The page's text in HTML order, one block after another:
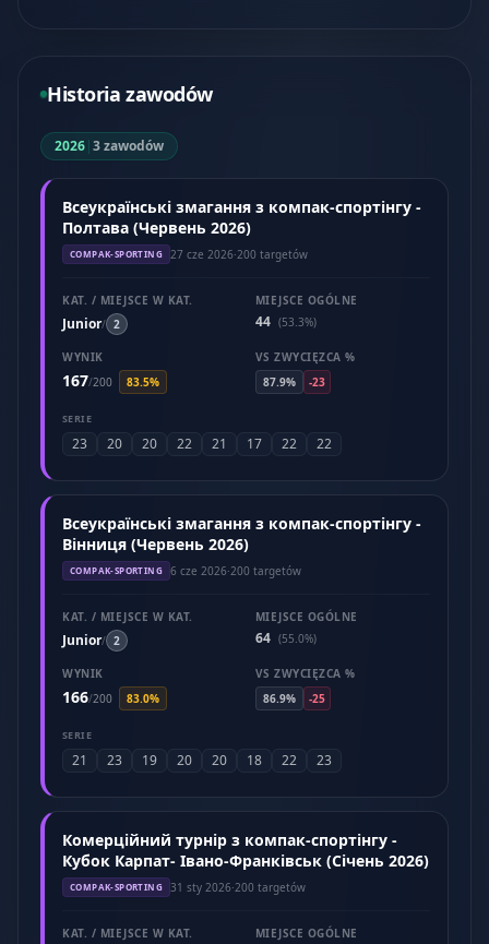
Historia zawodów
2026|3 zawodów
Всеукраїнські змагання з компак-спортінгу -
Полтава (Червень 2026)
COMPAK-SPORTING 27 cze 2026·200 targetów
KAT. / MIEJSCE W KAT.
Junior/ 2
MIEJSCE OGÓLNE
44 (53.3%)
WYNIK
167/200 83.5%
VS ZWYCIĘZCA %
87.9%
-23
SERIE
23 20 20 22 21 17 22 22
Всеукраїнські змагання з компак-спортінгу -
Вінниця (Червень 2026)
COMPAK-SPORTING 6 cze 2026·200 targetów
KAT. / MIEJSCE W KAT.
Junior/ 2
MIEJSCE OGÓLNE
64 (55.0%)
WYNIK
166/200 83.0%
VS ZWYCIĘZCA %
86.9%
-25
SERIE
21 23 19 20 20 18 22 23
Комерційний турнір з компак-спортінгу -
Кубок Карпат- Івано-Франківськ (Січень 2026)
COMPAK-SPORTING 31 sty 2026·200 targetów
KAT. / MIEJSCE W KAT. MIEJSCE OGÓLNE